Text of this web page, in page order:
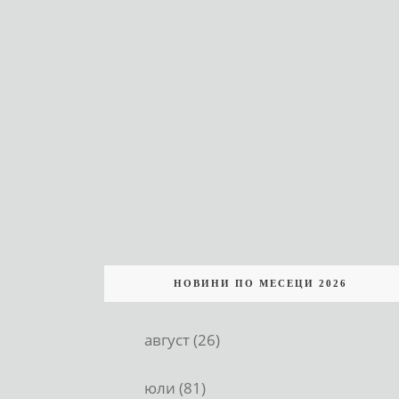
НОВИНИ ПО МЕСЕЦИ 2026
август (26)
юли (81)